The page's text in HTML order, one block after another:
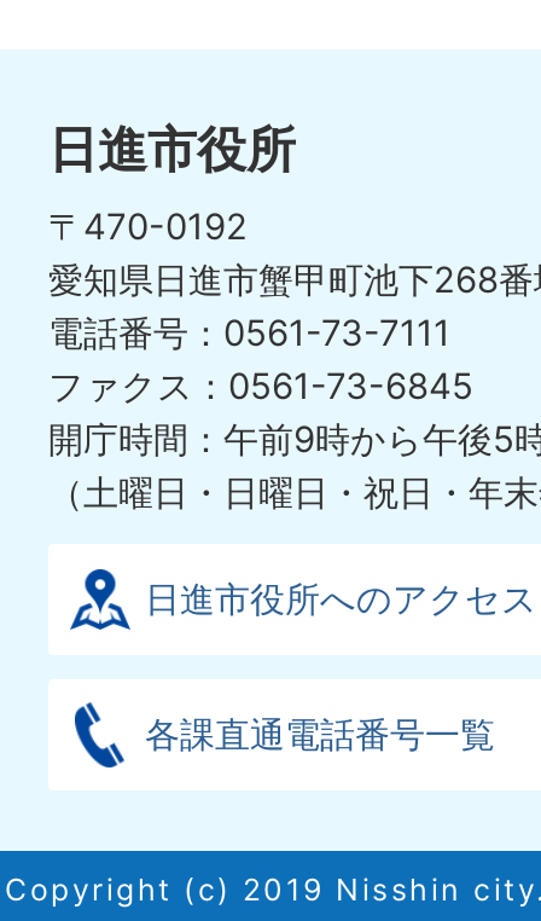
イ
目
の
ス
ラ
イ
ド
日進市役所
〒470-0192
愛知県日進市蟹甲町池下268
電話番号：0561-73-7111
ファクス：0561-73-6845
開庁時間：午前9時から午後5
（土曜日・日曜日・祝日・年
日進市役所へのアクセス
各課直通電話番号一覧
Copyright (c) 2019 Nisshin